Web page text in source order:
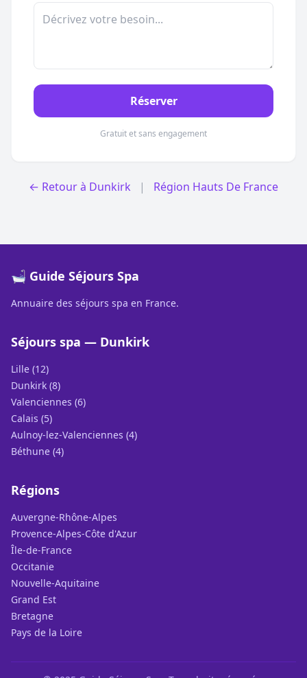
Réserver
Gratuit et sans engagement
← Retour à Dunkirk | Région Hauts De France
🛁 Guide Séjours Spa
Annuaire des séjours spa en France.
Séjours spa — Dunkirk
Lille (12)
Dunkirk (8)
Valenciennes (6)
Calais (5)
Aulnoy-lez-Valenciennes (4)
Béthune (4)
Régions
Auvergne-Rhône-Alpes
Provence-Alpes-Côte d'Azur
Île-de-France
Occitanie
Nouvelle-Aquitaine
Grand Est
Bretagne
Pays de la Loire